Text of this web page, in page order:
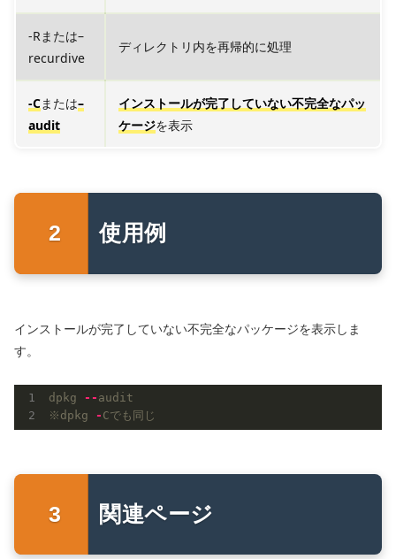
-Rまたは–
recurdive
ディレクトリ内を再帰的に処理
-Cまたは–
audit
インストールが完了していない不完全なパッ
ケージを表示
使用例
インストールが完了していない不完全なパッケージを表示しま
す。
dpkg - - audit
※dpkg
- Cでも同じ
関連ページ